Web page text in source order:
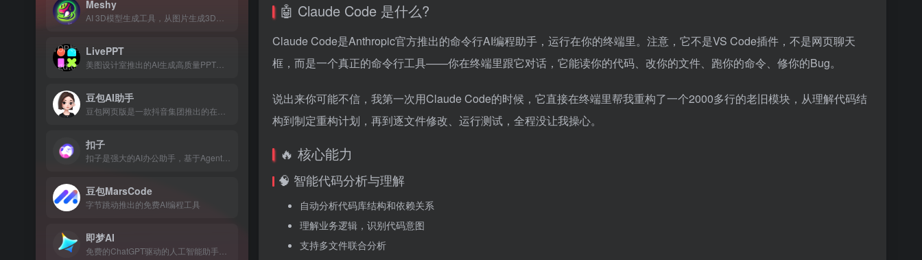
🤖 Claude Code 是什么?
Claude Code是Anthropic官方推出的命令行AI编程助手，运行在你的终端里。注意，它不是VS Code插件，不是网页聊天
框，而是一个真正的命令行工具——你在终端里跟它对话，它能读你的代码、改你的文件、跑你的命令、修你的Bug。
说出来你可能不信，我第一次用Claude Code的时候，它直接在终端里帮我重构了一个2000多行的老旧模块，从理解代码结
构到制定重构计划，再到逐文件修改、运行测试，全程没让我操心。
🔥 核心能力
🧠 智能代码分析与理解
自动分析代码库结构和依赖关系
理解业务逻辑，识别代码意图
支持多文件联合分析
Meshy
LivePPT
豆包AI助手
扣子
豆包MarsCode
字节跳动推出的免费AI编程工具
即梦AI